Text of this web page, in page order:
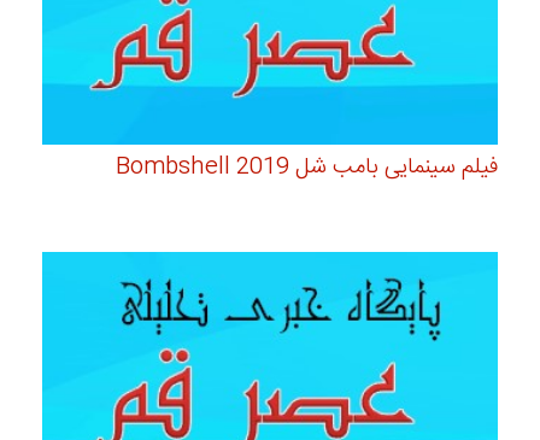
فیلم سینمایی بامب شل Bombshell 2019